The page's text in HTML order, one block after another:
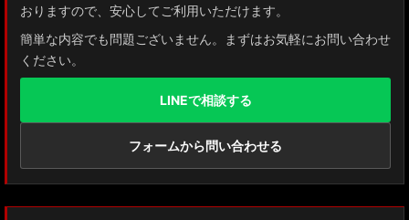
おりますので、安心してご利用いただけます。
簡単な内容でも問題ございません。まずはお気軽にお問い合わせ
ください。
LINEで相談する
フォームから問い合わせる